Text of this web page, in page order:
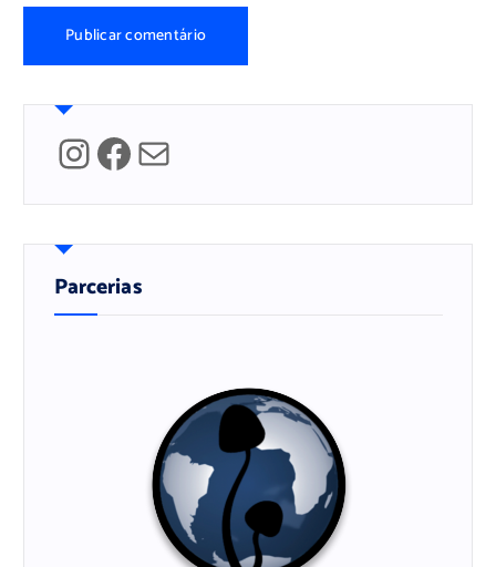
InstagramFacebook Mail
Parcerias